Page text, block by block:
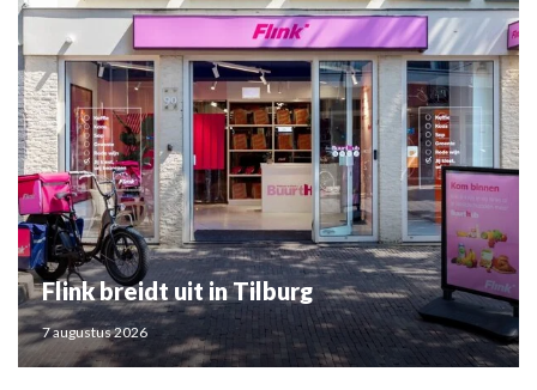
Flink breidt uit in Tilburg
7 augustus 2026